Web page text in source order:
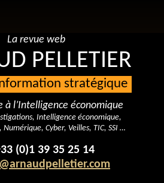
La revue web
PELLETIER
stratégique
à l’Intelligence économique
Intelligence économique,
Cyber, Veilles, TIC, SSI …
(0)1 39 35 25 14